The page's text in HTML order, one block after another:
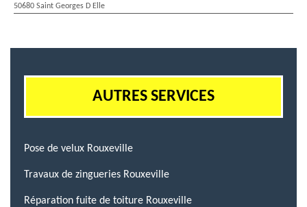
50680 Saint Georges D Elle
AUTRES SERVICES
Pose de velux Rouxeville
Travaux de zingueries Rouxeville
Réparation fuite de toiture Rouxeville